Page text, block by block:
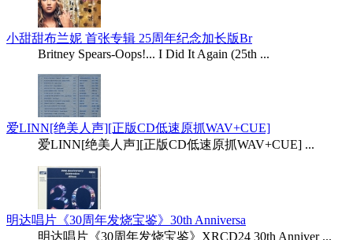
小甜甜布兰妮 首张专辑 25周年纪念加长版Br
Britney Spears-Oops!... I Did It Again (25th ...
爱LINN[绝美人声][正版CD低速原抓WAV+CUE]
爱LINN[绝美人声][正版CD低速原抓WAV+CUE] ...
明达唱片《30周年发烧宝鉴》30th Anniversa
明达唱片《30周年发烧宝鉴》XRCD24 30th Anniver ...